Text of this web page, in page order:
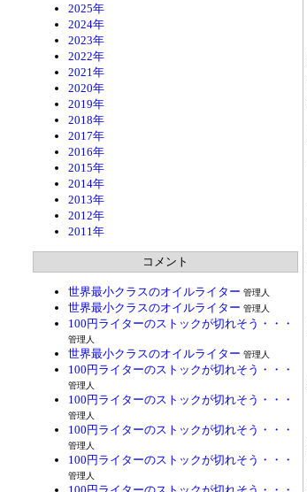
2025年
2024年
2023年
2022年
2021年
2020年
2019年
2018年
2017年
2016年
2015年
2014年
2013年
2012年
2011年
コメント
世界最小クラスのオイルライター 管理人
世界最小クラスのオイルライター 管理人
100円ライターのストックが切れそう・・・
管理人
世界最小クラスのオイルライター 管理人
100円ライターのストックが切れそう・・・
管理人
100円ライターのストックが切れそう・・・
管理人
100円ライターのストックが切れそう・・・
管理人
100円ライターのストックが切れそう・・・
管理人